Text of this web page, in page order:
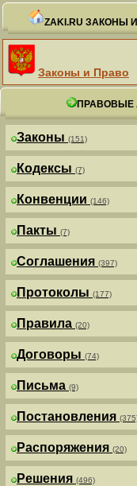
ZAKI.RU ЗАКОНЫ
Законы и Право
Законы (151)
Кодексы (7)
Конвенции (146)
Пакты (7)
Соглашения (397)
Протоколы (177)
Правила (20)
Договоры (74)
Письма (9)
Постановления
Распоряжения (20)
Решения (496)